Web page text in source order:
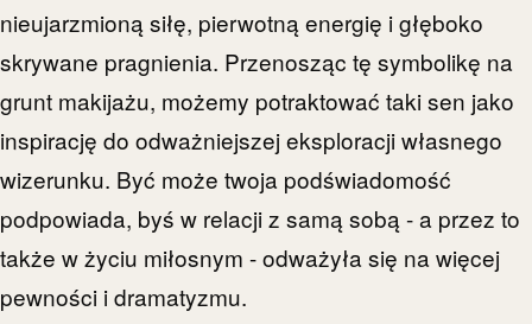
nieujarzmioną siłę, pierwotną energię i głęboko
skrywane pragnienia. Przenosząc tę symbolikę na
grunt makijażu, możemy potraktować taki sen jako
inspirację do odważniejszej eksploracji własnego
wizerunku. Być może twoja podświadomość
podpowiada, byś w relacji z samą sobą - a przez to
także w życiu miłosnym - odważyła się na więcej
pewności i dramatyzmu.